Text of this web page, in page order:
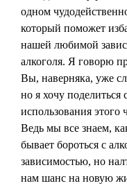
одном
который поможет
нашей любимой
алкоголя. Я говорю
Вы, наверняка, уже
но я хочу
использования этого
Ведь мы все знаем,
бывает бороться с
зависимостью, но
нам шанс на новую